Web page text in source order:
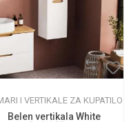
I VERTIKALE ZA KUPATILO
Belen vertikala White